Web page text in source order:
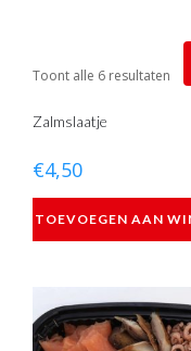
Toont alle 6 resultaten
Zalmslaatje
€4,50
TOEVOEGEN AAN